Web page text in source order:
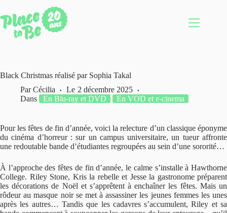
au
contenu
Black Christmas réalisé par Sophia Takal
Par Cécilia Le 2 décembre 2025
Dans
En Blu-ray et DVD En VOD et e-cinema
Pour les fêtes de fin d’année, voici la relecture d’un classique éponyme
du cinéma d’horreur : sur un campus universitaire, un tueur affronte
une redoutable bande d’étudiantes regroupées au sein d’une sororité…
À l’approche des fêtes de fin d’année, le calme s’installe à Hawthorne
College. Riley Stone, Kris la rebelle et Jesse la gastronome préparent
les décorations de Noël et s’apprêtent à enchaîner les fêtes. Mais un
rôdeur au masque noir se met à assassiner les jeunes femmes les unes
après les autres… Tandis que les cadavres s’accumulent, Riley et sa